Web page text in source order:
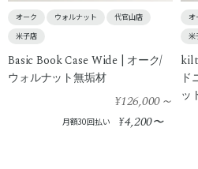
オーク ウォルナット
代官山店
米子店
Basic Book Case Wide | オーク/
ウォルナット無垢材
¥126,000～
月額30回払い ¥4,200〜
オ
米
ッ